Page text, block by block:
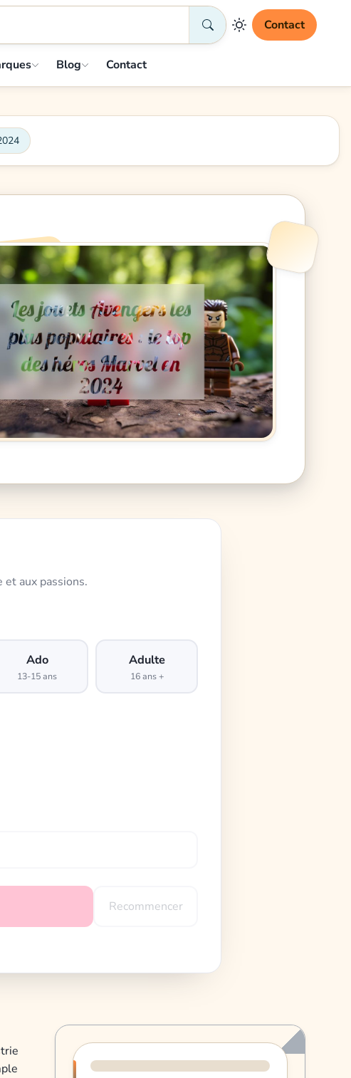
Contact
Blog Contact
et aux passions.
Ado
13-15 ans
Adulte
16 ans +
Recommencer
Progression de lecture